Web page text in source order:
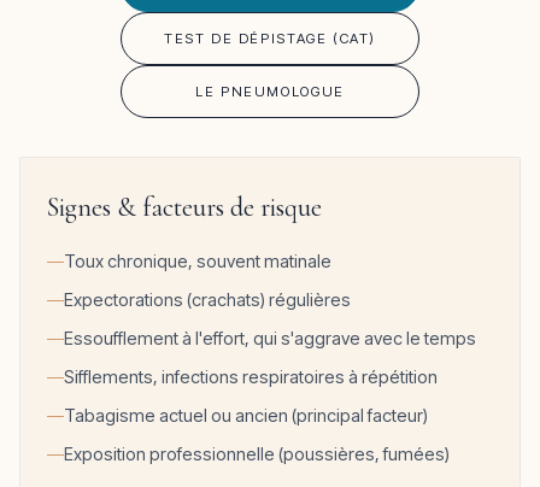
TEST DE DÉPISTAGE (CAT)
LE PNEUMOLOGUE
Signes & facteurs de risque
Toux chronique, souvent matinale
Expectorations (crachats) régulières
Essoufflement à l'effort, qui s'aggrave avec le temps
Sifflements, infections respiratoires à répétition
Tabagisme actuel ou ancien (principal facteur)
Exposition professionnelle (poussières, fumées)